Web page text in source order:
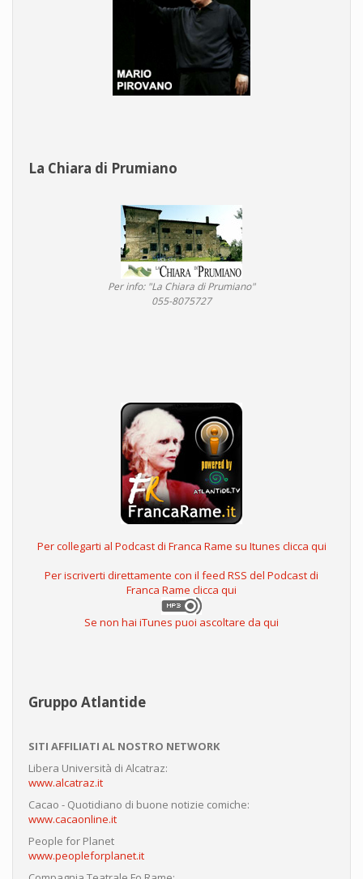
La Chiara di Prumiano
Per info: "La Chiara di Prumiano"
055-8075727
Per collegarti al Podcast di Franca Rame su Itunes clicca qui
Per iscriverti direttamente con il feed RSS del Podcast di
Franca Rame clicca qui
Se non hai iTunes puoi ascoltare da qui
Gruppo Atlantide
SITI AFFILIATI AL NOSTRO NETWORK
Libera Università di Alcatraz:
www.alcatraz.it
Cacao - Quotidiano di buone notizie comiche:
www.cacaonline.it
People for Planet
www.peopleforplanet.it